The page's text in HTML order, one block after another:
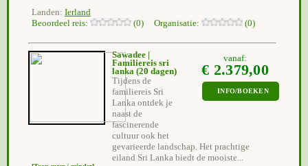
Landen: Ierland
Beoordeel reis:
(0) Organisatie: (0)
vanaf:
€ 2.379,00
INFO/BOEKEN
Sawadee |
Familiereis sri
lanka (20 dagen)
Tijdens de
familiereis Sri
Lanka ontdek je
naast de
fascinerende
cultuur ook het
gevarieerde landschap. Het prachtige
eiland Sri Lanka biedt de mooiste...